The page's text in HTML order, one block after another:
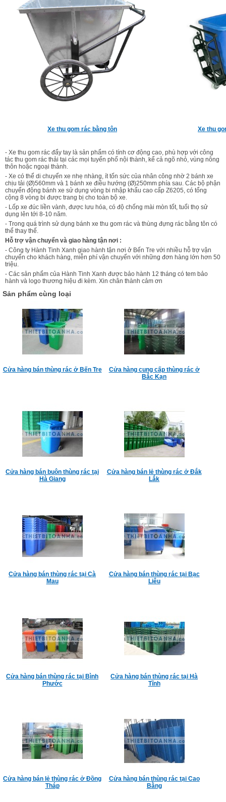
Xe thu gom rác bằng tôn Xe thu
- Xe thu gom rác đẩy tay là sản phẩm có tính cơ động cao, phù hợp với công
tác thu gom rác thải tại các mọi tuyến phố nội thành, kể cả ngõ nhỏ, vùng nông
thôn hoặc ngoại thành.
- Xe có thể di chuyển xe nhẹ nhàng, ít tốn sức của nhân công nhờ 2 bánh xe
chịu tải (Ø)560mm và 1 bánh xe điều hướng (Ø)250mm phía sau. Các bộ phận
chuyển động bánh xe sử dụng vòng bi nhập khẩu cao cấp Z6205, có tổng
cộng 8 vòng bi được trang bị cho toàn bộ xe.
- Lốp xe đúc liền vành, được lưu hóa, có độ chống mài mòn tốt, tuổi thọ sử
dụng lên tới 8-10 năm.
- Trong quá trình sử dụng bánh xe thu gom rác và thùng đựng rác bằng tôn có
thể thay thế.
Hỗ trợ vận chuyển và giao hàng tận nơi :
- Công ty Hành Tinh Xanh giao hành tận nơi ở Bến Tre với nhiều hỗ trợ vận
chuyển cho khách hàng, miễn phí vận chuyển với những đơn hàng lớn hơn 50
triệu.
- Các sản phẩm của Hành Tinh Xanh được bảo hành 12 tháng có tem bảo
hành và logo thương hiệu đi kèm. Xin chân thành cảm ơn
Sản phẩm cùng loại
Cửa hàng bán thùng rác ở Bến Tre
Cửa hàng cung cấp thùng rác ở
Bắc Kạn
Cửa hàng bán buôn thùng rác tại
Hà Giang
Cửa hàng bán lẻ thùng rác ở Đắk
Lắk
Cửa hàng bán thùng rác tại Cà
Mau
Cửa hàng bán thùng rác tại Bạc
Liêu
Cửa hàng bán thùng rác tại Bình
Phước
Cửa hàng bán thùng rác tại Hà
Tĩnh
Cửa hàng bán lẻ thùng rác ở Đồng
Tháp
Cửa hàng bán thùng rác tại Cao
Bằng